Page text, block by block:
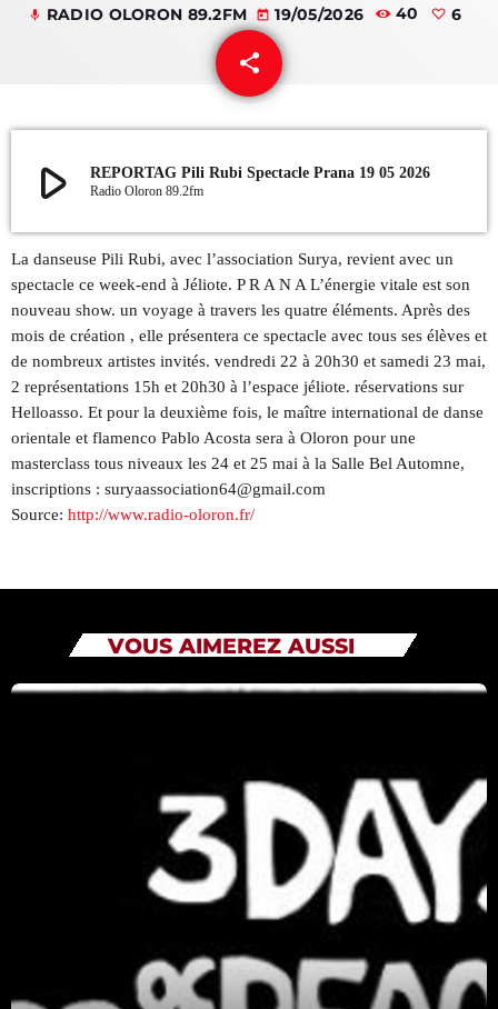
QUI SOMMES NOUS ?
Archives
juillet 2026
octobre 2025
septembre 2025
août 2025
Sports
RFI
08:00 - 08:15
08:15 - 09:00
mic RADIO OLORON 89.2FM today 19/05/2026 40 6
share
email
play_arrow REPORTAG Pili Rubi Spectacle Prana 19 05 2026
Radio Oloron 89.2fm
La danseuse Pili Rubi, avec l’association Surya, revient avec un
spectacle ce week-end à Jéliote. P R A N A L’énergie vitale est son
nouveau show. un voyage à travers les quatre éléments. Après des
mois de création , elle présentera ce spectacle avec tous ses élèves et
de nombreux artistes invités. vendredi 22 à 20h30 et samedi 23 mai,
2 représentations 15h et 20h30 à l’espace jéliote. réservations sur
Helloasso. Et pour la deuxième fois, le maître international de danse
orientale et flamenco Pablo Acosta sera à Oloron pour une
masterclass tous niveaux les 24 et 25 mai à la Salle Bel Automne,
inscriptions : suryaassociation64@gmail.com
Source: http://www.radio-oloron.fr/
VOUS AIMEREZ AUSSI